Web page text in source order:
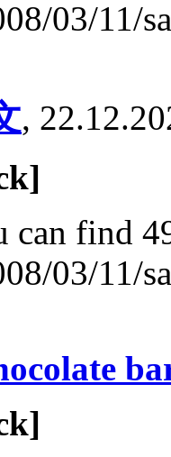
03/11/
,
find
03/11/